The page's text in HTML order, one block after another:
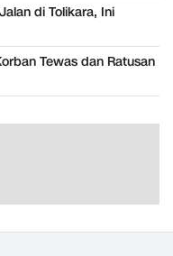
di Tolikara, Ini
Tewas dan Ratusan